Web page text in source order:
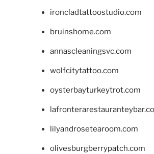
ironcladtattoostudio.com
bruinshome.com
annascleaningsvc.com
wolfcitytattoo.com
oysterbayturkeytrot.com
lilyandrosetearoom.com
olivesburgberrypatch.com